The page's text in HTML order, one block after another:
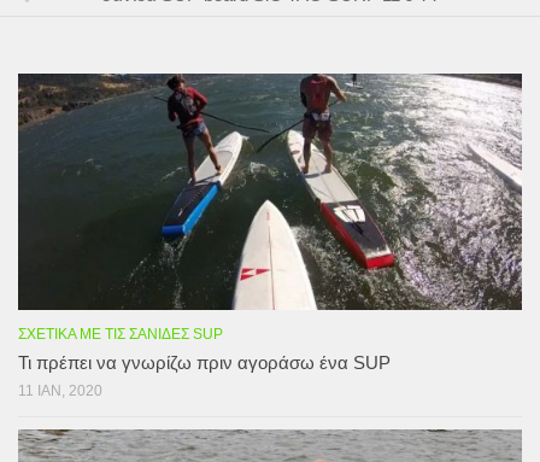
ΣΧΕΤΙΚΆ ΜΕ ΤΙΣ ΣΑΝΊΔΕΣ SUP
Τι πρέπει να γνωρίζω πριν αγοράσω ένα SUP
11 ΙΑΝ, 2020